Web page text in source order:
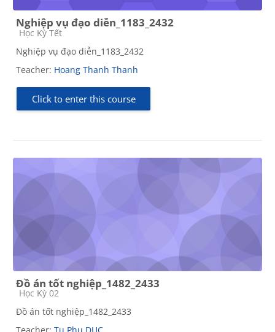
Nghiệp vụ đạo diễn_1183_2432
Course category
Học Kỳ Tết
Nghiệp vụ đạo diễn_1183_2432
Teacher: Hoang Thanh Thanh
Click to enter this course
Đồ án tốt nghiệp_1482_2433
Course category
Học Kỳ 02
Đồ án tốt nghiệp_1482_2433